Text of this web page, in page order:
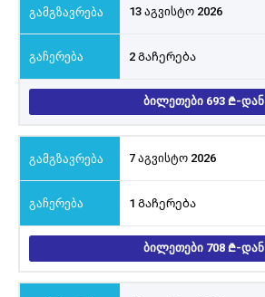
13 აგვისტო 2026
2 Გაჩერება
ᲑᲘᲚᲔᲗᲔᲑᲘ 693 -ᲓᲐᲜ
7 აგვისტო 2026
1 Გაჩერება
ᲑᲘᲚᲔᲗᲔᲑᲘ 708 -ᲓᲐᲜ